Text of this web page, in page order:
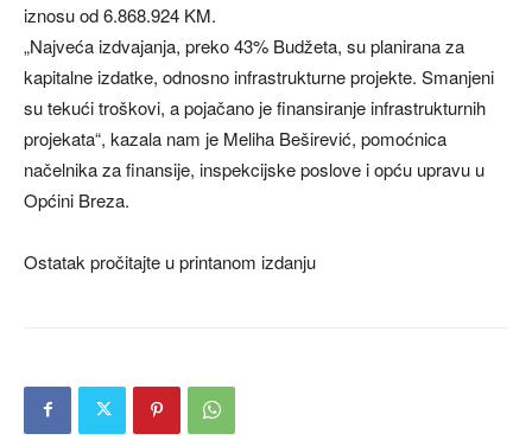
iznosu od 6.868.924 KM.
„Najveća izdvajanja, preko 43% Budžeta, su planirana za
kapitalne izdatke, odnosno infrastrukturne projekte. Smanjeni
su tekući troškovi, a pojačano je finansiranje infrastrukturnih
projekata“, kazala nam je Meliha Beširević, pomoćnica
načelnika za finansije, inspekcijske poslove i opću upravu u
Općini Breza.
Ostatak pročitajte u printanom izdanju